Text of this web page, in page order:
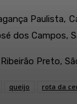
dos Campos,
Preto,
queijo rota da